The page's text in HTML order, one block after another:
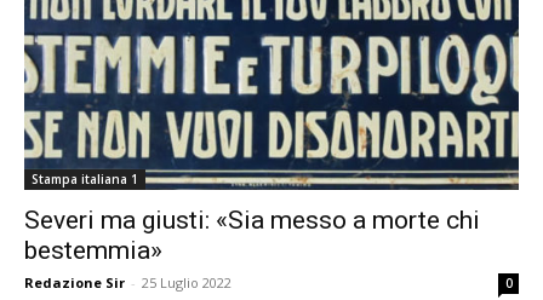
Stampa italiana 1
Severi ma giusti: «Sia messo a morte chi
bestemmia»
Redazione Sir - 25 Luglio 2022 0